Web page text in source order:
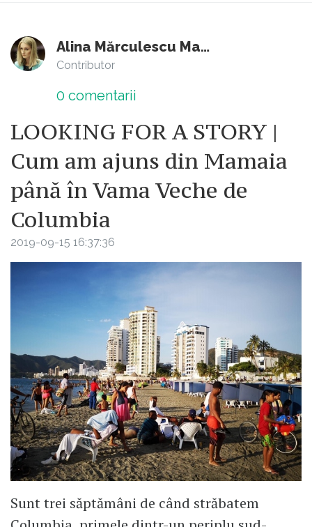
Alina Mărculescu Matiș
Contributor
0 comentarii
LOOKING FOR A STORY |
Cum am ajuns din Mamaia
până în Vama Veche de
Columbia
2019-09-15 16:37:36
Sunt trei săptămâni de când străbatem